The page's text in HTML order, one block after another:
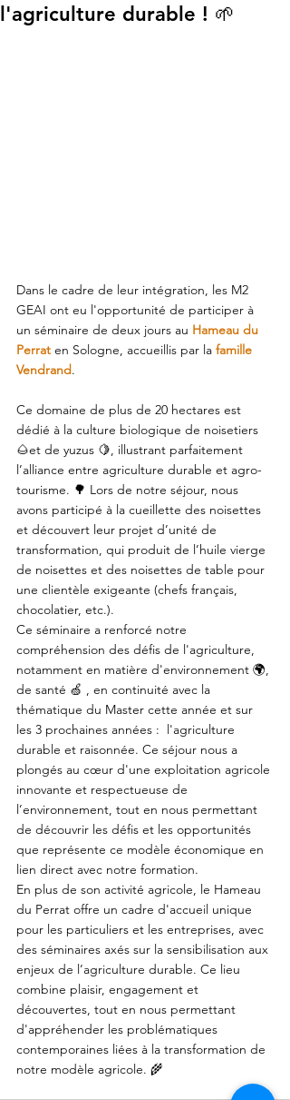
l'agriculture durable ! 🌱
Dans le cadre de leur intégration, les M2
GEAI ont eu l'opportunité de participer à
un séminaire de deux jours au Hameau du
Perrat en Sologne, accueillis par la famille
Vendrand.
Ce domaine de plus de 20 hectares est
dédié à la culture biologique de noisetiers
🌰et de yuzus 🍋, illustrant parfaitement
l’alliance entre agriculture durable et agro-
tourisme. 🌳 Lors de notre séjour, nous
avons participé à la cueillette des noisettes
et découvert leur projet d’unité de
transformation, qui produit de l’huile vierge
de noisettes et des noisettes de table pour
une clientèle exigeante (chefs français,
chocolatier, etc.).
Ce séminaire a renforcé notre
compréhension des défis de l'agriculture,
notamment en matière d'environnement 🌍,
de santé 🍏 , en continuité avec la
thématique du Master cette année et sur
les 3 prochaines années :  l'agriculture
durable et raisonnée. Ce séjour nous a
plongés au cœur d'une exploitation agricole
innovante et respectueuse de
l’environnement, tout en nous permettant
de découvrir les défis et les opportunités
que représente ce modèle économique en
lien direct avec notre formation.
En plus de son activité agricole, le Hameau
du Perrat offre un cadre d'accueil unique
pour les particuliers et les entreprises, avec
des séminaires axés sur la sensibilisation aux
enjeux de l’agriculture durable. Ce lieu
combine plaisir, engagement et
découvertes, tout en nous permettant
d'appréhender les problématiques
contemporaines liées à la transformation de
notre modèle agricole. 🌾